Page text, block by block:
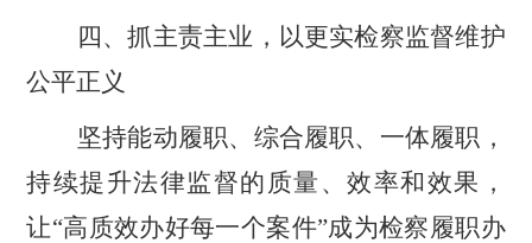
四、抓主责主业，以更实检察监督维护
公平正义
坚持能动履职、综合履职、一体履职，
持续提升法律监督的质量、效率和效果，
让“高质效办好每一个案件”成为检察履职办